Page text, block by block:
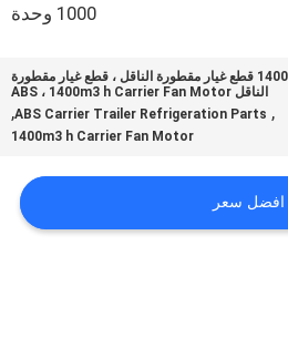
1000 وحدة
1400m3 h قطع غيار مقطورة الناقل ، قطع غيار مقطورة
الناقل ABS ، 1400m3 h Carrier Fan Motor
,
ABS Carrier Trailer Refrigeration Parts
,
1400m3 h Carrier Fan Motor
افضل سعر